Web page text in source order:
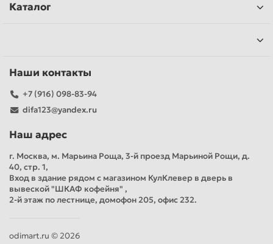
Каталог
Наши контакты
+7 (916) 098-83-94
difa123@yandex.ru
Наш адрес
г. Москва, м. Марьина Роща, 3-й проезд Марьиной Рощи, д.
40, стр. 1,
Вход в здание рядом с магазином КулКлевер в дверь в
вывеской "ШКАФ кофейня" ,
2-й этаж по лестнице, домофон 205, офис 232.
odimart.ru © 2026